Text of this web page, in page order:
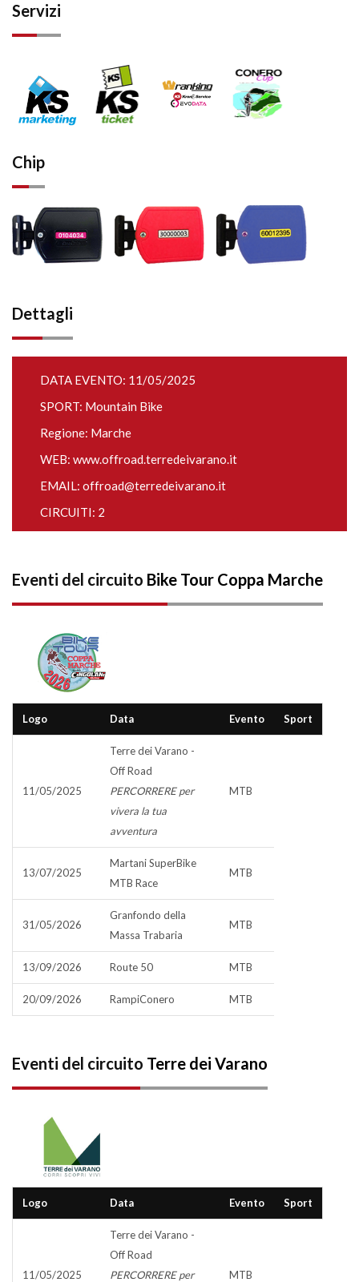
Servizi
Chip
Dettagli
DATA EVENTO: 11/05/2025
SPORT: Mountain Bike
Regione: Marche
WEB: www.offroad.terredeivarano.it
EMAIL: offroad@terredeivarano.it
CIRCUITI: 2
Eventi del circuito Bike Tour Coppa Marche
Logo Data Evento Sport
11/05/2025
Terre dei Varano -
Off Road
PERCORRERE per
vivera la tua
avventura
MTB
13/07/2025
Martani SuperBike
MTB Race
MTB
31/05/2026
Granfondo della
Massa Trabaria
MTB
13/09/2026 Route 50 MTB
20/09/2026 RampiConero MTB
Eventi del circuito Terre dei Varano
Logo Data Evento Sport
11/05/2025
Terre dei Varano -
Off Road
PERCORRERE per
MTB